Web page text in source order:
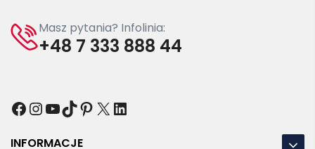
Masz pytania? Infolinia:
+48 7 333 888 44
Facebook
Instagram
YouTube
TikTok
Pinterest
X LinkedIn
INFORMACJE